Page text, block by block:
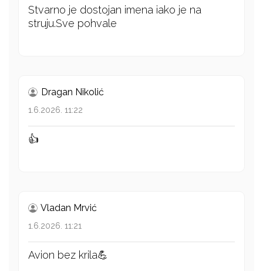
Stvarno je dostojan imena iako je na
struju.Sve pohvale
Dragan Nikolić
1.6.2026. 11:22
👍
Vladan Mrvić
1.6.2026. 11:21
Avion bez krila💪